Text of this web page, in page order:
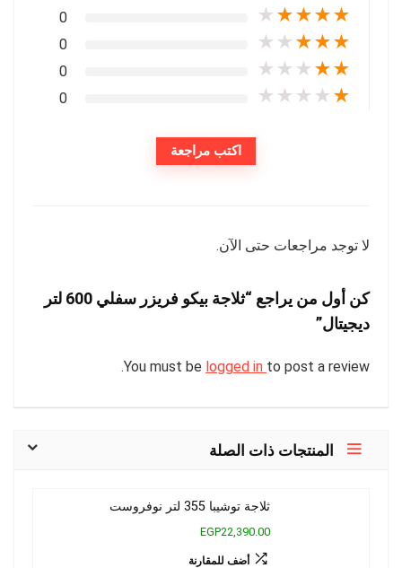
★
★
★
★
★
0
★
★
★
★
★
0
★
★
★
★
★
0
★
★
★
★
★
0
اكتب مراجعة
لا توجد مراجعات حتى الآن.
كن أول من يراجع “ثلاجة بيكو فريزر سفلي 600 لتر
ديجيتال”
You must be logged in to post a review.
المنتجات ذات الصلة
ثلاجة توشيبا 355 لتر نوفروست
EGP22,390.00
أضف للمقارنة